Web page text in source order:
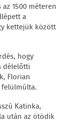
1500 méteren
a
kettejük között
hogy
délelőtti
Florian
felülmúlta.
Katinka,
után az ötödik